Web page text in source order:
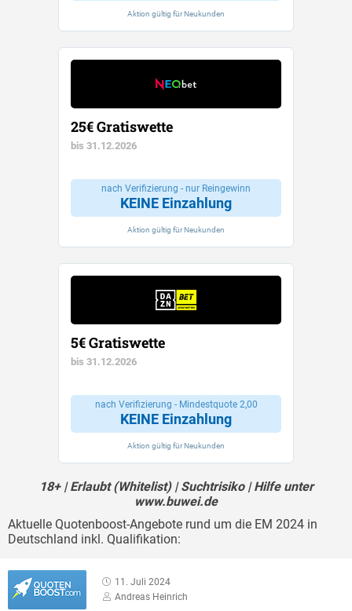
Aktion gültig für Neukunden
25€ Gratiswette
bis 31.12.2026
nach Verifizierung - nur Reingewinn
KEINE Einzahlung
Aktion gültig für Neukunden
5€ Gratiswette
bis 31.12.2026
nach Verifizierung - Mindestquote 2,00
KEINE Einzahlung
Aktion gültig für Neukunden
18+ | Erlaubt (Whitelist) | Suchtrisiko | Hilfe unter
www.buwei.de
Aktuelle Quotenboost-Angebote rund um die EM 2024 in
Deutschland inkl. Qualifikation:
11. Juli 2024
Andreas Heinrich